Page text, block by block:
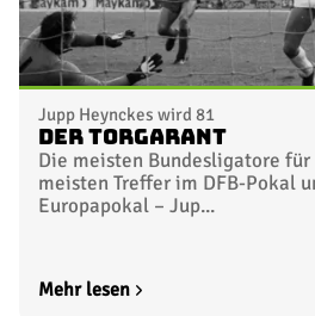
Jupp Heynckes wird 81
Der Torgarant
Die meisten Bundesligatore für
meisten Treffer im DFB-Pokal
Europapokal – Jup...
Mehr lesen